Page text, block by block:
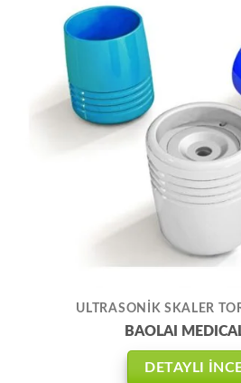
ULTRASONİK SKALER
BAOLAI
DETAYLI